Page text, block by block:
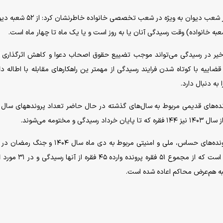
رئیس دیوان عالی کشور با اشاره به کاهش وقت رسیدگی در شعب دیوان به
در رسیدگی می‌تواند موجب تضییع حقوق اصحاب دعوا و کاهش اثرگذاری
با کوتاه شدن فرایند رسیدگی از مهمتر ین راهکار‌های مقابله با اطاله
دنبال دارد.
این مقام عالی قضایی در پایان اظهار کرد: رسیدگی به پرونده‌های حساس، ملی و امنیتی مربوط به
خاص امنیتی به طور فوق‌العاده و خارج از نوبت در جریان است که از
هم‌عرض محاکم اعاده شده است.